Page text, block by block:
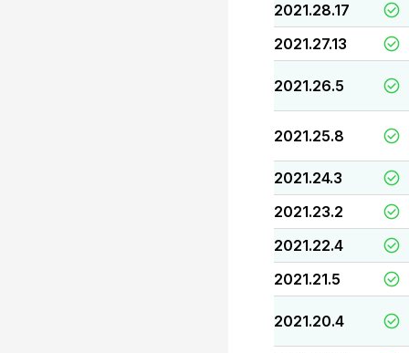
2021.28.17
2021.27.13
2021.26.5
2021.25.8
2021.24.3
2021.23.2
2021.22.4
2021.21.5
2021.20.4